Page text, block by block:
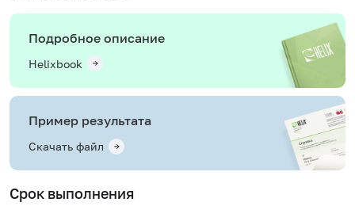
Подробное описание
Helixbook
Пример результата
Скачать файл
Срок выполнения